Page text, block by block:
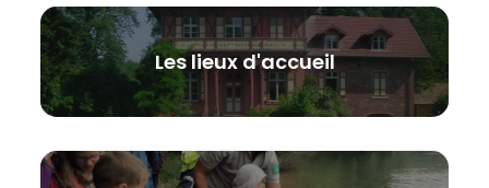
Les lieux d'accueil